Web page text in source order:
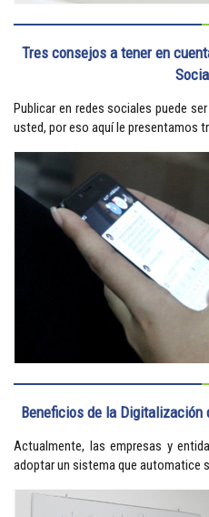
Tres consejos a tener en
Publicar en redes sociales puede
usted, por eso aquí le presentamos
Beneficios de la Digitalización
Actualmente, las empresas y
adoptar un sistema que automatice